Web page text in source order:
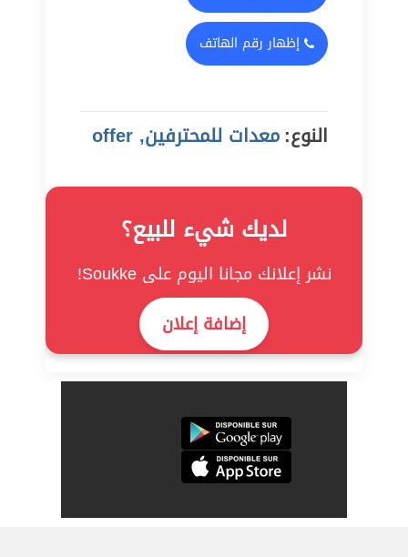
إظهار رقم الهاتف
النوع:معدات للمحترفين, offer
لديك شيء للبيع؟
نشر إعلانك مجانا اليوم على Soukke!
إضافة إعلان